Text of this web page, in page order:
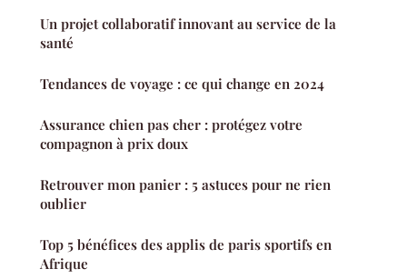
Un projet collaboratif innovant au service de la
santé
Tendances de voyage : ce qui change en 2024
Assurance chien pas cher : protégez votre
compagnon à prix doux
Retrouver mon panier : 5 astuces pour ne rien
oublier
Top 5 bénéfices des applis de paris sportifs en
Afrique